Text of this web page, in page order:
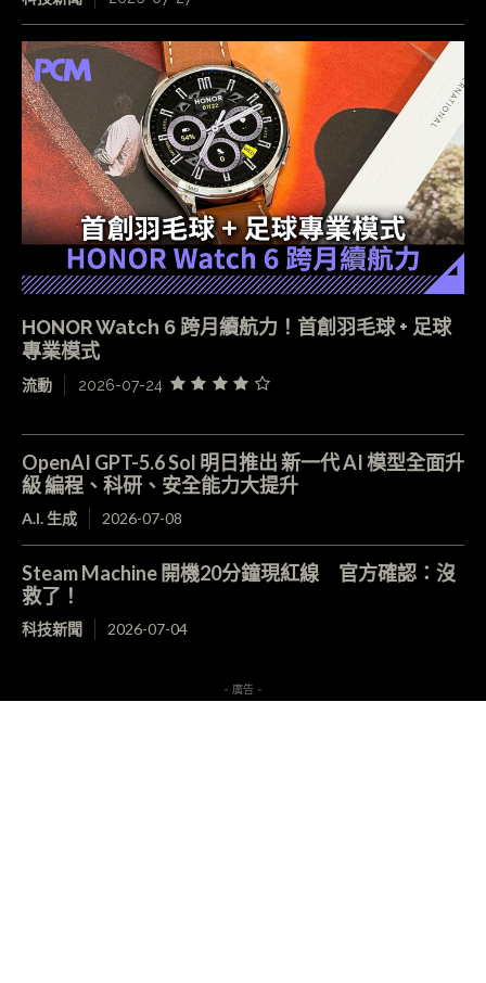
HONOR Watch 6 跨月續航力！首創羽毛球 + 足球
專業模式
流動 2026-07-24
OpenAI GPT-5.6 Sol 明日推出 新一代 AI 模型全面升
級 編程、科研、安全能力大提升
A.I. 生成 2026-07-08
Steam Machine 開機20分鐘現紅線 官方確認：沒
救了！
科技新聞 2026-07-04
- 廣告 -